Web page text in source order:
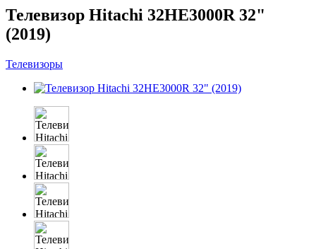
Телевизор Hitachi 32HE3000R 32"
(2019)
Телевизоры